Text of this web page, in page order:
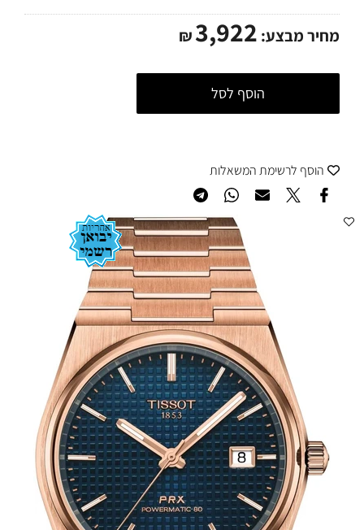
מחיר מבצע: ₪3,922
הוסף לסל
הוסף לרשימת המשאלות